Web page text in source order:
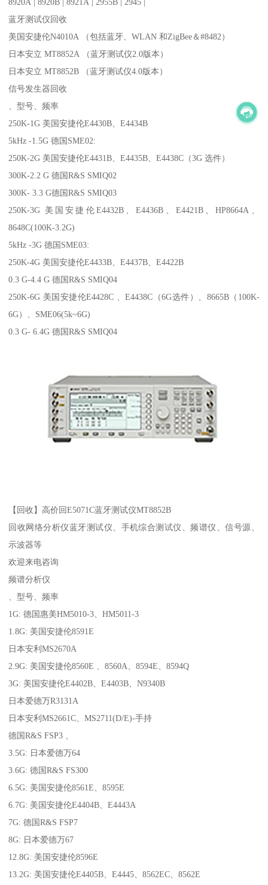
蓝牙测试仪回收
美国安捷伦N4010A （包括蓝牙、WLAN 和ZigBee＆#8482）
日本安立 MT8852A （蓝牙测试仪2.0版本）
日本安立 MT8852B （蓝牙测试仪4.0版本）
信号发生器回收
、型号、频率
250K-1G 美国安捷伦E4430B、E4434B
5kHz -1.5G 德国SME02:
250K-2G 美国安捷伦E4431B、E4435B、E4438C（3G 选件）
300K-2.2 G 德国R&S SMIQ02
300K- 3.3 G德国R&S SMIQ03
250K-3G 美国安捷伦E4432B、E4436B、E4421B、HP8664A、
8648C(100K-3.2G)
5kHz -3G 德国SME03:
250K-4G 美国安捷伦E4433B、E4437B、E4422B
0.3 G-4.4 G 德国R&S SMIQ04
250K-6G 美国安捷伦E4428C 、E4438C（6G选件）、8665B（100K-
6G）、SME06(5k~6G)
0.3 G- 6.4G 德国R&S SMIQ04
【回收】高价回E5071C蓝牙测试仪MT8852B
回收网络分析仪蓝牙测试仪、手机综合测试仪、频谱仪、信号源、
示波器等
欢迎来电咨询
频谱分析仪
、型号、频率
1G: 德国惠美HM5010-3、HM5011-3
1.8G: 美国安捷伦8591E
日本安利MS2670A
2.9G: 美国安捷伦8560E 、8560A、8594E、8594Q
3G: 美国安捷伦E4402B、E4403B、N9340B
日本爱德万R3131A
日本安利MS2661C、MS2711(D/E)-手持
德国R&S FSP3 、
3.5G: 日本爱德万64
3.6G: 德国R&S FS300
6.5G: 美国安捷伦8561E、8595E
6.7G: 美国安捷伦E4404B、E4443A
7G: 德国R&S FSP7
8G: 日本爱德万67
12.8G: 美国安捷伦8596E
13.2G: 美国安捷伦E4405B、E4445、8562EC、8562E